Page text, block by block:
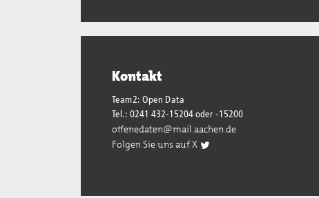
Kontakt
Team2: Open Data
Tel.: 0241 432-15204 oder -15200
offenedaten@mail.aachen.de
Folgen Sie uns auf X